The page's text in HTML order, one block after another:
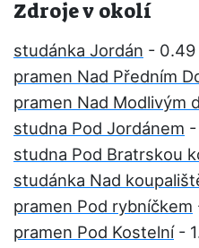
Zdroje v okolí
studánka Jordán - 0.49
pramen Nad Předním
pramen Nad Modlivým
studna Pod Jordánem
studna Pod Bratrskou
studánka Nad
pramen Pod rybníčkem
pramen Pod Kostelní-